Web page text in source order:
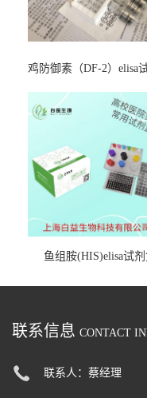
鸡防御素（DF-2）elisa
鱼组胺(HIS)elisa试
联系信息 CONTACT
联系人：蔡经理